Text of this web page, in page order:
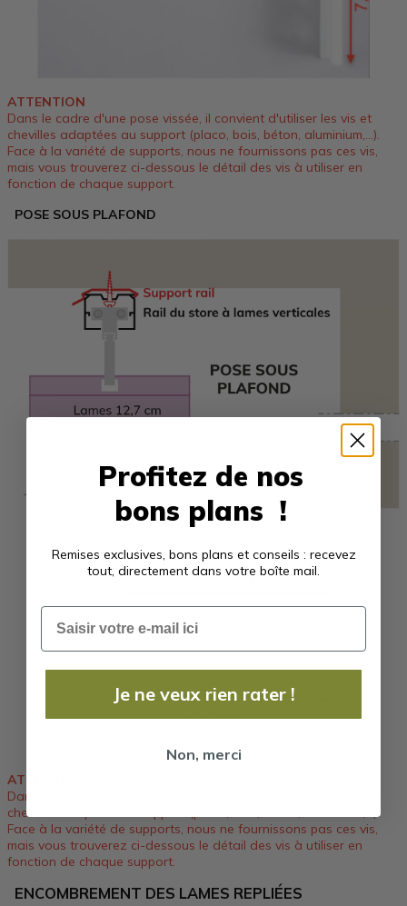
ATTENTION
Dans le cadre d'une pose vissée, il convient d'utiliser les vis et
chevilles adaptées au support (placo, bois, béton, aluminium,...).
Face à la variété de supports, nous ne fournissons pas ces vis,
mais vous trouverez ci-dessous le détail des vis à utiliser en
fonction de chaque support.
POSE SOUS PLAFOND
ATTENTION
Dans le cadre d'une pose vissée, il convient d'utiliser les vis et
chevilles adaptées au support (placo, bois, béton, aluminium,...).
Face à la variété de supports, nous ne fournissons pas ces vis,
mais vous trouverez ci-dessous le détail des vis à utiliser en
fonction de chaque support.
ENCOMBREMENT DES LAMES REPLIÉES
Profitez de nos
bons plans !
Remises exclusives, bons plans et conseils : recevez
tout, directement dans votre boîte mail.
Email
Je ne veux rien rater !
Non, merci